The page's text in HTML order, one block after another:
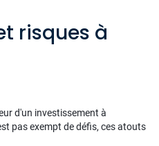
risques à
d'un investissement à
pas exempt de défis, ces atouts